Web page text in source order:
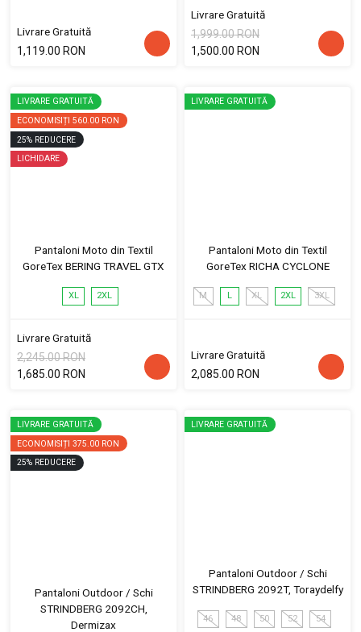
Livrare Gratuită
1,119.00 RON
Livrare Gratuită
1,999.00 RON
1,500.00 RON
LIVRARE GRATUITĂ
ECONOMISIȚI 560.00 RON
25% REDUCERE
LICHIDARE
Pantaloni Moto din Textil
GoreTex BERING TRAVEL GTX
XL 2XL
Livrare Gratuită
2,245.00 RON
1,685.00 RON
LIVRARE GRATUITĂ
Pantaloni Moto din Textil
GoreTex RICHA CYCLONE
M L XL 2XL 3XL
Livrare Gratuită
2,085.00 RON
LIVRARE GRATUITĂ
ECONOMISIȚI 375.00 RON
25% REDUCERE
Pantaloni Outdoor / Schi
STRINDBERG 2092CH,
Dermizax
LIVRARE GRATUITĂ
Pantaloni Outdoor / Schi
STRINDBERG 2092T, Toraydelfy
46 48 50 52 54